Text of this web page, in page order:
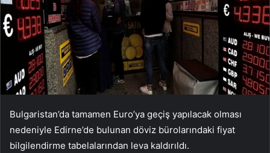
Bulgaristan’da tamamen Euro’ya geçiş yapılacak olması
nedeniyle Edirne’de bulunan döviz bürolarındaki fiyat
bilgilendirme tabelalarından leva kaldırıldı.